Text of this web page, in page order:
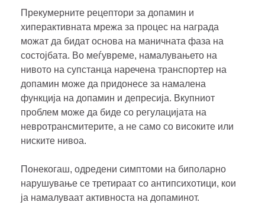
Прекумерните рецептори за допамин и
хиперактивната мрежа за процес на награда
можат да бидат основа на маничната фаза на
состојбата. Во меѓувреме, намалувањето на
нивото на супстанца наречена транспортер на
допамин може да придонесе за намалена
функција на допамин и депресија. Вкупниот
проблем може да биде со регулацијата на
невротрансмитерите, а не само со високите или
ниските нивоа.
Понекогаш, одредени симптоми на биполарно
нарушување се третираат со антипсихотици, кои
ја намалуваат активноста на допаминот.